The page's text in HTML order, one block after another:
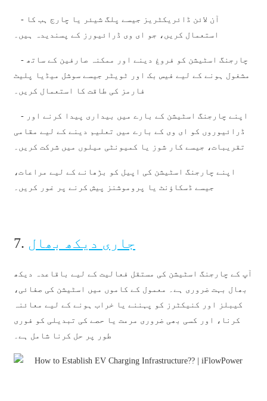
- آن لائن ڈائریکٹریز جیسے پلگ شیئر یا چارج ہب کا
استعمال کریں، جو ای وی ڈرائیورز کے پسندیدہ ہیں۔
- چارجنگ اسٹیشن کو فروغ دینے اور ممکنہ صارفین کے ساتھ
مشغول ہونے کے لیے فیس بک اور ٹویٹر جیسے سوشل میڈیا پلیٹ
فارمز کی طاقت کا استعمال کریں۔
- اپنے چارجنگ اسٹیشن کے بارے میں بیداری پیدا کرنے اور
ڈرائیوروں کو ای وی کے بارے میں تعلیم دینے کے لیے مقامی
تقریبات، جیسے کار شوز یا کمیونٹی میلوں میں شرکت کریں۔
اپنے چارجنگ اسٹیشن کی اپیل کو بڑھانے کے لیے مراعات،
جیسے ڈسکاؤنٹ یا پروموشنز پیش کرنے پر غور کریں۔
7. جاری دیکھ بھال
آپ کے چارجنگ اسٹیشن کی مستقل فعالیت کے لیے باقاعدہ دیکھ
بھال بہت ضروری ہے۔ معمول کے کاموں میں اسٹیشن کی صفائی،
کیبلز اور کنیکٹرز کو پہننے یا خراب ہونے کے لیے معائنہ
کرنا، اور کسی بھی ضروری مرمت یا حصے کی تبدیلی کو فوری
طور پر حل کرنا شامل ہے۔